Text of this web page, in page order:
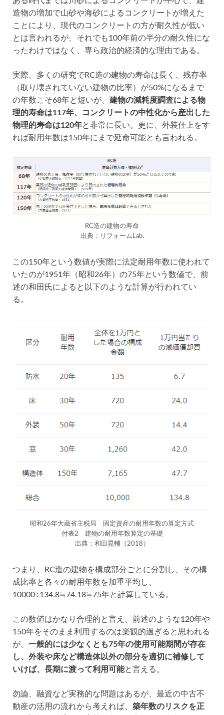
造物の増加で山砂や海砂によるコンクリートが増えた
ことにより、現代のコンクリートの方が耐久性が低い
とは言われるが、それでも100年前の半分の耐久性にな
ったわけではなく、専ら政治的経済的な理由である。
実際、多くの研究でRC造の建物の寿命は長く、残存率
（取り壊されていない建物の比率）が50%になるまで
の年数こそ68年と短いが、 建物の減耗度調査による物
理的寿命は117年、コンクリートの中性化から産出した
物理的寿命は120年と非常に長い。更に、外装仕上をす
れば耐用年数は150年にまで延命可能とも言われる。
RC造の建物の寿命
出典：リフォームLab.
この150年という数値が実際に法定耐用年数に使われて
いたのが1951年（昭和26年）の75年という数値で、前
述の和田氏によると以下のような計算が行われてい
る。
昭和26年大蔵省主税局 固定資産の耐用年数の算定方式
付表2 建物の耐用年数算定の基礎
出典：和田晃輔（2018）
つまり、RC造の建物を構成部分ごとに分割し、その構
成比率と各々の耐用年数を加重平均し、
10000÷134.8≒74.18≒75年と計算している。
この数値はかなり合理的と言え、前述のような120年や
150年をそのまま利用するのは楽観的過ぎると思われる
が、 一般的には少なくとも75年の使用可能期間が存在
し、外装や床など構造体以外の部分を適切に補修して
いけば、長期に渡って利用可能と言える。
勿論、融資など実務的な問題はあるが、最近の中古不
動産の活用の流れから考えれば、 築年数のリスクを正